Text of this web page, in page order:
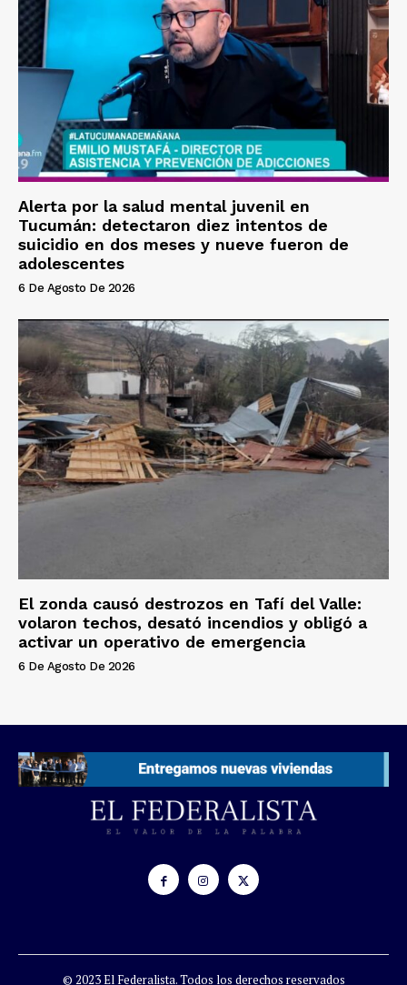
Alerta por la salud mental juvenil en
Tucumán: detectaron diez intentos de
suicidio en dos meses y nueve fueron de
adolescentes
6 De Agosto De 2026
El zonda causó destrozos en Tafí del Valle:
volaron techos, desató incendios y obligó a
activar un operativo de emergencia
6 De Agosto De 2026
© 2023 El Federalista. Todos los derechos reservados